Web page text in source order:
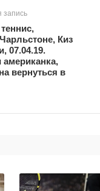
Киз
07.04.19.
вернуться в